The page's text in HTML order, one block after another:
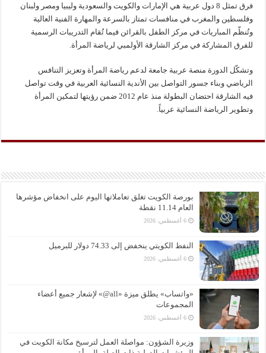
فرق تمثل 8 دول عربية هي الإمارات والكويت والسعودية وليبيا ومصر ولبنان
وفلسطين والمغرب في منافسات تمتاز بالسرعة والمهارة الفنية العالية
وتُنظّم المباريات في مركز الطفل بالقرائن فيما تُقام التدريبات الرسمية
للفرق المشاركة في مركز الشارقة الأولمبي لرياضة المرأة.
وتشكّل الدورة منصة عربية جامعة لدعم رياضة المرأة وتعزيز التنافس
الرياضي وبناء جسور التواصل بين الأندية النسائية العربية في وقت تواصل
فيه الشارقة احتضان البطولة منذ عام 2012 ضمن رؤيتها لتمكين المرأة
وتطوير الرياضة النسائية عربياً.
بورصة الكويت تغلق تعاملاتها اليوم على انخفاض مؤشرها
العام 11.14 نقطة
6 أغسطس، 2026
النفط الكويتي ينخفض إلى 74.33 دولار للبرميل
6 أغسطس، 2026
«واتساب» يطلق ميزة «all@» لإشعار جميع أعضاء
المجموعات
6 أغسطس، 2026
وزيرة الشؤون: مواصلة العمل لترسيخ مكانة الكويت في